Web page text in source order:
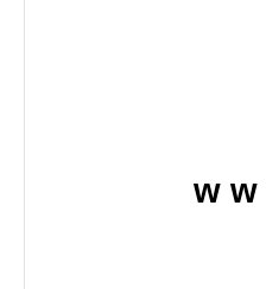
w w